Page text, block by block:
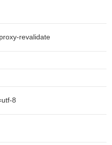
revalidate
8